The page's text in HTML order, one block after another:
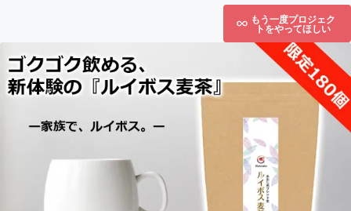
もう一度プロジェク
トをやってほしい